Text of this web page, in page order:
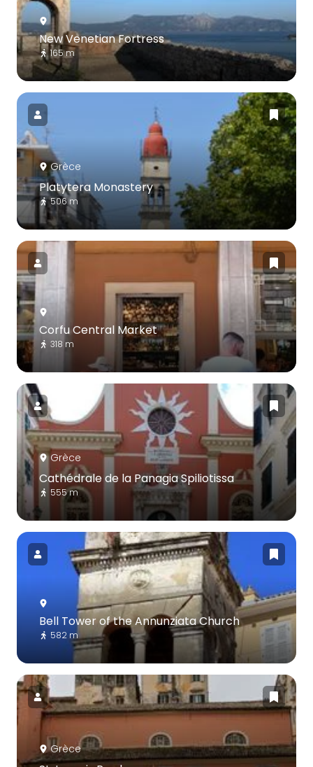
New Venetian Fortress
165 m
Grèce
Platytera Monastery
506 m
Corfu Central Market
318 m
Grèce
Cathédrale de la Panagia Spiliotissa
555 m
Bell Tower of the Annunziata Church
582 m
Grèce